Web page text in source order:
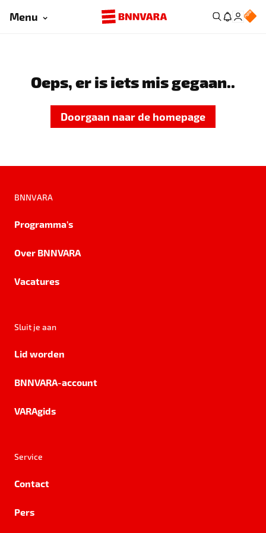
Menu
Oeps, er is iets mis gegaan..
Doorgaan naar de homepage
BNNVARA
Programma's
Over BNNVARA
Vacatures
Sluit je aan
Lid worden
BNNVARA-account
VARAgids
Service
Contact
Pers